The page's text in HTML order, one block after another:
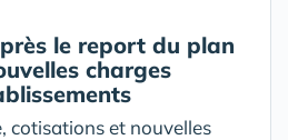
le report du plan
charges
cotisations et nouvelles